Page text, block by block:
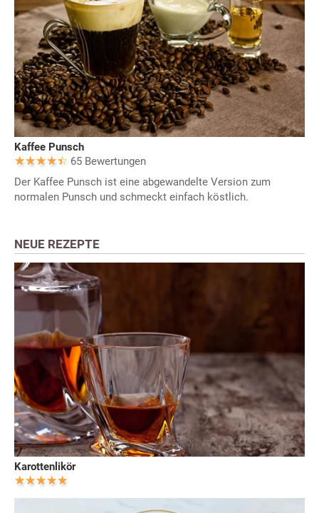
Kaffee Punsch
65 Bewertungen
Der Kaffee Punsch ist eine abgewandelte Version zum
normalen Punsch und schmeckt einfach köstlich.
NEUE REZEPTE
Karottenlikör